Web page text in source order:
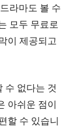
라마도 볼 수
모두 무료로
이 제공되고
수 없다는 것
아쉬운 점이
할 수 있습니